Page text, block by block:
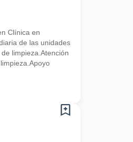
Clínica en
de las unidades
limpieza.Atención